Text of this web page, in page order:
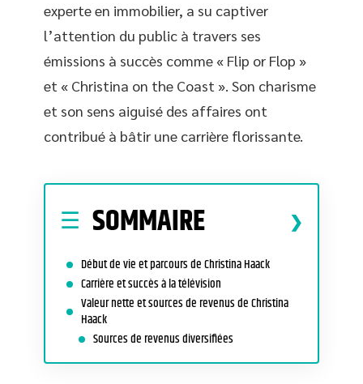
experte en immobilier, a su captiver
l’attention du public à travers ses
émissions à succès comme « Flip or Flop »
et « Christina on the Coast ». Son charisme
et son sens aiguisé des affaires ont
contribué à bâtir une carrière florissante.
SOMMAIRE
Début de vie et parcours de Christina Haack
Carrière et succès à la télévision
Valeur nette et sources de revenus de Christina
Haack
Sources de revenus diversifiées